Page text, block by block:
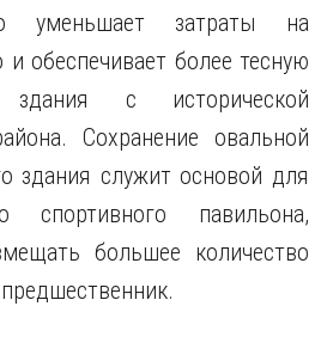
уменьшает затраты на
и обеспечивает более тесную
с исторической
Сохранение овальной
здания служит основой для
спортивного павильона,
большее количество